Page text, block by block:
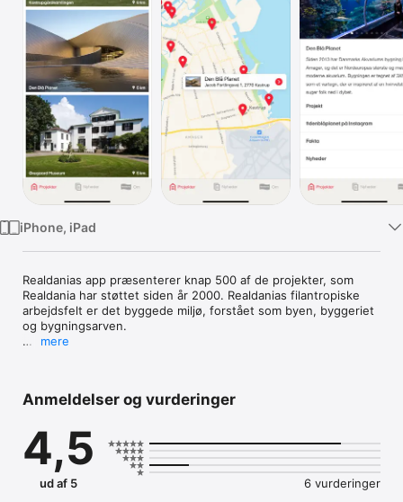
TV
iPhone, iPad
Realdanias app præsenterer knap 500 af de projekter, som
Realdania har støttet siden år 2000. Realdanias filantropiske
arbejdsfelt er det byggede miljø, forstået som byen, byggeriet
og bygningsarven.
opdagelse.
Det kan du med appen:
• Find spændende projekter i nærheden af dig
• Søg mellem projekter i hele landet
• Dyk ned i et univers af billeder, video, fakta og beskrivelser
mere
Anmeldelser og vurderinger
4,5
ud af 5 6 vurderinger